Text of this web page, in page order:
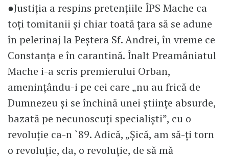
●Justiția a respins pretențiile ÎPS Mache ca
toți tomitanii și chiar toată țara să se adune
în pelerinaj la Peștera Sf. Andrei, în vreme ce
Constanța e în carantină. Înalt Preamâniatul
Mache i-a scris premierului Orban,
amenințându-i pe cei care „nu au frică de
Dumnezeu și se închină unei științe absurde,
bazată pe necunoscuți specialiști”, cu o
revoluție ca-n `89. Adică, „Șică, am să-ți torn
o revoluție, da, o revoluție, de să mă